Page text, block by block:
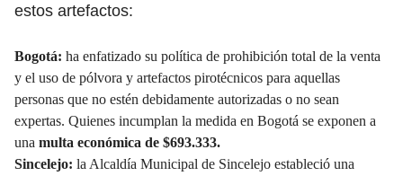
estos artefactos:
Bogotá: ha enfatizado su política de prohibición total de la venta
y el uso de pólvora y artefactos pirotécnicos para aquellas
personas que no estén debidamente autorizadas o no sean
expertas. Quienes incumplan la medida en Bogotá se exponen a
una multa económica de $693.333.
Sincelejo: la Alcaldía Municipal de Sincelejo estableció una